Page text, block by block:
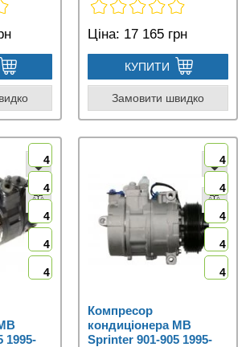
Ціна: 17 165 грн
КУПИТИ
Замовити швидко
4
4
4
4
4
1995-
4
4
4
4
4
Компресор
кондиціонера MB
Sprinter 901-905 1995-